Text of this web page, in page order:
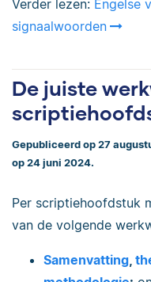
Verder lezen: Engelse
signaalwoorden
De juiste
Gepubliceerd op 27
op 24 juni 2024.
Per scriptiehoofdstuk
van de volgende
Samenvatting,